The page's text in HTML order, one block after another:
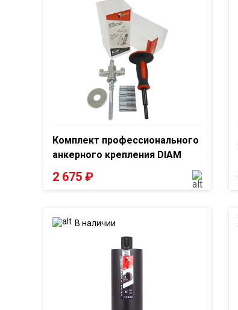
Комплект профессионального
анкерного крепления DIAM
2 675 ₽
В наличии